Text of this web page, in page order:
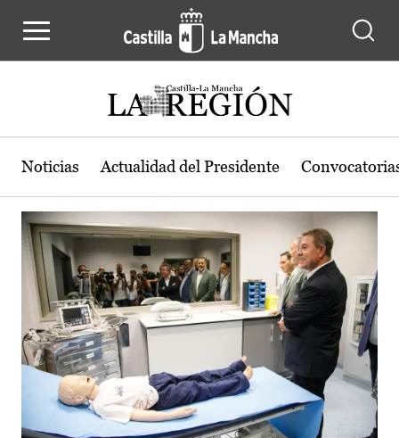
Actualidad de la región de Castilla-
Noticias Actualidad del Presidente